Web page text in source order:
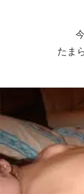
たま